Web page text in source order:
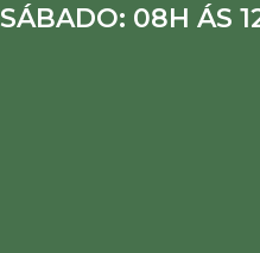
SÁBADO: 08H ÁS